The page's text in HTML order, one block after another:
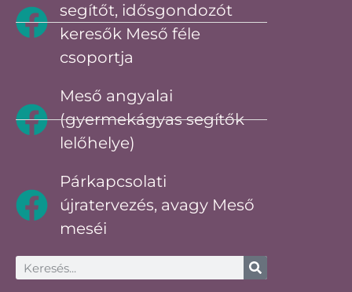
segítőt, idősgondozót
keresők Meső féle
csoportja
Meső angyalai
(gyermekágyas segítők
lelőhelye)
Párkapcsolati
újratervezés, avagy Meső
meséi